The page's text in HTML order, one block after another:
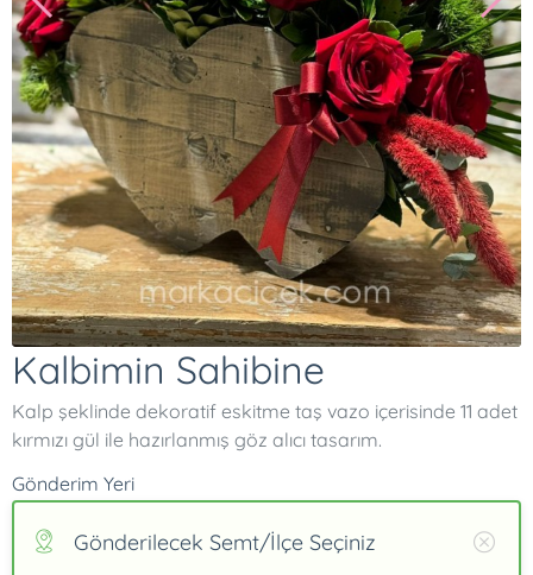
Kalbimin Sahibine
Kalp şeklinde dekoratif eskitme taş vazo içerisinde 11 adet
kırmızı gül ile hazırlanmış göz alıcı tasarım.
Gönderim Yeri
Gönderilecek Semt/İlçe Seçiniz